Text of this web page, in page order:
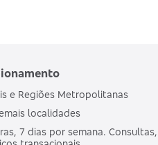
e Regiões Metropolitanas
localidades
7 dias por semana. Consultas,